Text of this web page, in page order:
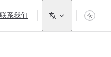
联系我们